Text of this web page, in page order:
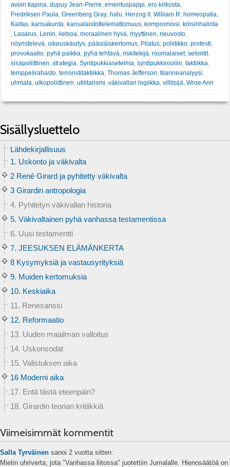
avoin kapina dupuy Jean-Pierre emerituspappi ero kirkosta
Fredriksen Paula Greenberg Gray halu Herzog II. William R homeopatia
Kaifas kansakunta kansalaistottelemattomuus kompromissi kriisinhalinta
Lasarus Lenin lietsoa moraalinen hyvä myyttinen neuvosto
nöyristelevä oikeuskäsitys pääsiäiskertomus Pilatus poliitikko protesti
provokaatio pyhä paikka pyhä tehtävä riskitekijä roomalaiset, selootit,
sisäpoliittinen strategia Syntipukkiasetelma syntipukkirooliin taktiikka
temppelirahasto terroristitaktiikka Thomas Jefferson tilanneanalyysi
uhmata ulkopoliittinen utilitarismi väkivallan logiikka villitsijä Wroe Ann
Sisällysluettelo
Lähdekirjallisuus
1. Uskonto ja väkivalta
2 René Girard ja pyhitetty väkivalta
3 Girardin antropologia
4. Pyhitetyn väkivallan historia
5. Väkivaltainen pyhä vanhassa testamentissa
6. Uusi testamentti
7. JEESUKSEN ELÄMÄNKERTA
8 Kysymyksiä ja vastausyrityksiä
9. Muiden kertomuksia
10. Keskiaika
11. Renesanssi
12. Reformaatio
13. Uuden maailman valloitus
14. Uskonsodat
15. Valistuksen aika
16 Moderni aika
17. Entä tästä eteenpäin?
18. Girardin teorian kritiikkiä
Viimeisimmät kommentit
Salla Tyrväinen sanoi 2 vuotta sitten:
Mietin uhriverta, jota "Vanhassa liitossa" juotettiin Jumalalle. Hienosäätöä on